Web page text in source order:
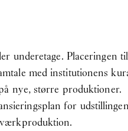
underetage. Placeringen
med institutionens
nye, større produktioner.
for